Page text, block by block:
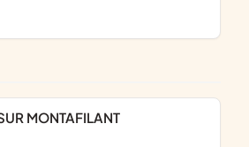
MONTAFILANT